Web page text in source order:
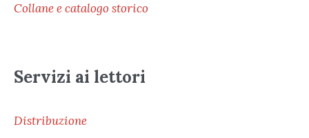
Collane e catalogo storico
Servizi ai lettori
Distribuzione